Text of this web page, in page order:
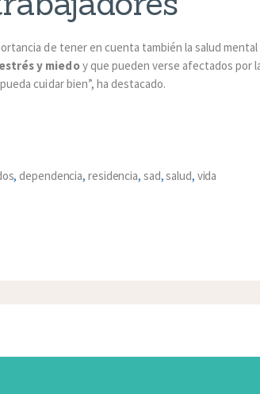
de tener en cuenta también la salud
y miedoy que pueden verse afectados por
cuidar bien”, ha destacado.
,dependencia, residencia, sad,salud, vida